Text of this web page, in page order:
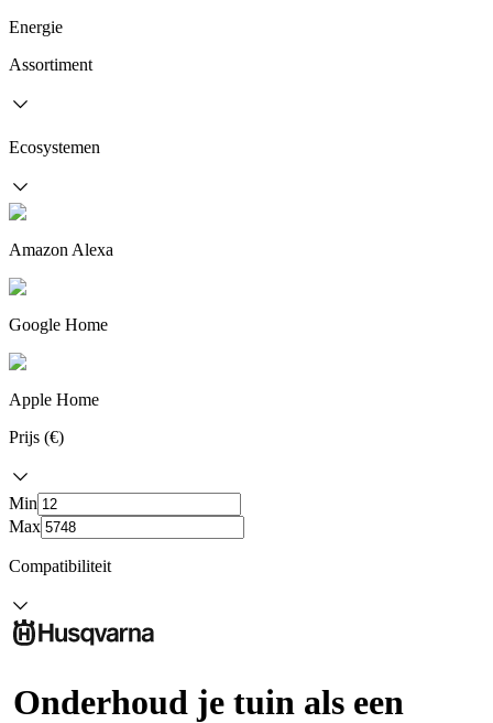
Energie
Assortiment
Ecosystemen
Amazon Alexa
Google Home
Apple Home
Prijs (€)
Min
Max
Compatibiliteit
Onderhoud je tuin als een